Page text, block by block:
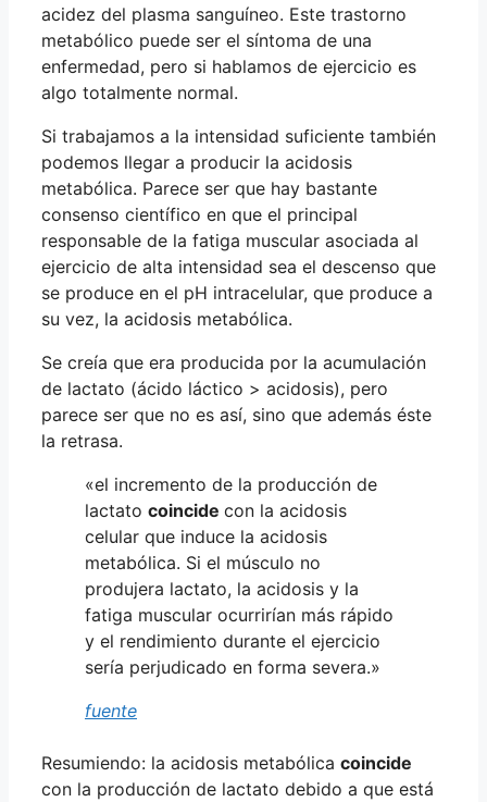
acidez del plasma sanguíneo. Este trastorno
metabólico puede ser el síntoma de una
enfermedad, pero si hablamos de ejercicio es
algo totalmente normal.
Si trabajamos a la intensidad suficiente también
podemos llegar a producir la acidosis
metabólica. Parece ser que hay bastante
consenso científico en que el principal
responsable de la fatiga muscular asociada al
ejercicio de alta intensidad sea el descenso que
se produce en el pH intracelular, que produce a
su vez, la acidosis metabólica.
Se creía que era producida por la acumulación
de lactato (ácido láctico > acidosis), pero
parece ser que no es así, sino que además éste
la retrasa.
«el incremento de la producción de
lactato coincide con la acidosis
celular que induce la acidosis
metabólica. Si el músculo no
produjera lactato, la acidosis y la
fatiga muscular ocurrirían más rápido
y el rendimiento durante el ejercicio
sería perjudicado en forma severa.»
fuente
Resumiendo: la acidosis metabólica coincide
con la producción de lactato debido a que está